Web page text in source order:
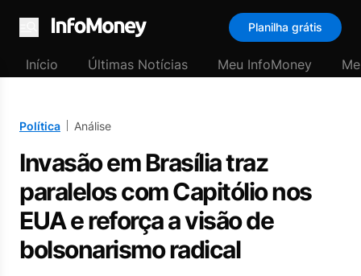
Menu
Planilha grátis
Início Últimas Notícias Meu InfoMoney
Política Análise
Invasão em Brasília traz
paralelos com Capitólio nos
EUA e reforça a visão de
bolsonarismo radical